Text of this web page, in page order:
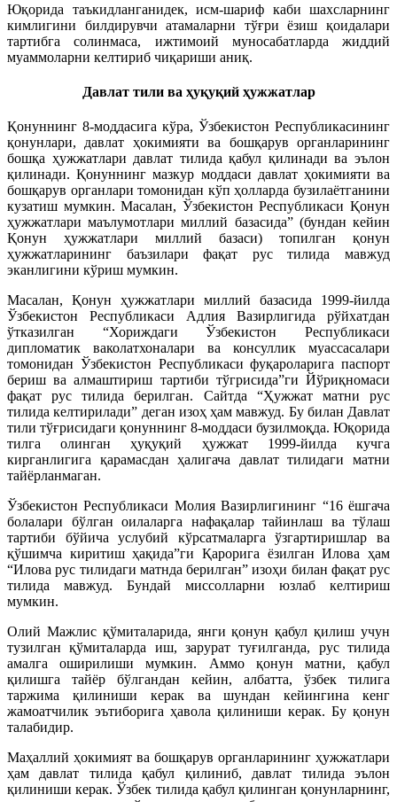
Юқорида таъкидланганидек, исм-шариф каби шахсларнинг
кимлигини билдирувчи атамаларни тўғри ёзиш қоидалари
тартибга солинмаса, ижтимоий муносабатларда жиддий
муаммоларни келтириб чиқариши аниқ.
Давлат тили ва ҳуқуқий ҳужжатлар
Қонуннинг 8-моддасига кўра, Ўзбекистон Республикасининг
қонунлари, давлат ҳокимияти ва бошқарув органларининг
бошқа ҳужжатлари давлат тилида қабул қилинади ва эълон
қилинади. Қонуннинг мазкур моддаси давлат ҳокимияти ва
бошқарув органлари томонидан кўп ҳолларда бузилаётганини
кузатиш мумкин. Масалан, Ўзбекистон Республикаси Қонун
ҳужжатлари маълумотлари миллий базасида” (бундан кейин
Қонун ҳужжатлари миллий базаси) топилган қонун
ҳужжатларининг баъзилари фақат рус тилида мавжуд
эканлигини кўриш мумкин.
Масалан, Қонун ҳужжатлари миллий базасида 1999-йилда
Ўзбекистон Республикаси Адлия Вазирлигида рўйхатдан
ўтказилган “Хориждаги Ўзбекистон Республикаси
дипломатик ваколатхоналари ва консуллик муассасалари
томонидан Ўзбекистон Республикаси фуқароларига паспорт
бериш ва алмаштириш тартиби тўгрисида”ги Йўриқномаси
фақат рус тилида берилган. Сайтда “Ҳужжат матни рус
тилида келтирилади” деган изоҳ ҳам мавжуд. Бу билан Давлат
тили тўғрисидаги қонуннинг 8-моддаси бузилмоқда. Юқорида
тилга олинган ҳуқуқий ҳужжат 1999-йилда кучга
кирганлигига қарамасдан ҳалигача давлат тилидаги матни
тайёрланмаган.
Ўзбекистон Республикаси Молия Вазирлигининг “16 ёшгача
болалари бўлган оилаларга нафақалар тайинлаш ва тўлаш
тартиби бўйича услубий кўрсатмаларга ўзгартиришлар ва
қўшимча киритиш ҳақида”ги Қарорига ёзилган Илова ҳам
“Илова рус тилидаги матнда берилган” изоҳи билан фақат рус
тилида мавжуд. Бундай миссолларни юзлаб келтириш
мумкин.
Олий Мажлис қўмиталарида, янги қонун қабул қилиш учун
тузилган қўмиталарда иш, зарурат туғилганда, рус тилида
амалга оширилиши мумкин. Аммо қонун матни, қабул
қилишга тайёр бўлгандан кейин, албатта, ўзбек тилига
таржима қилиниши керак ва шундан кейингина кенг
жамоатчилик эътиборига ҳавола қилиниши керак. Бу қонун
талабидир.
Маҳаллий ҳокимият ва бошқарув органларининг ҳужжатлари
ҳам давлат тилида қабул қилиниб, давлат тилида эълон
қилиниши керак. Ўзбек тилида қабул қилинган қонунларнинг,